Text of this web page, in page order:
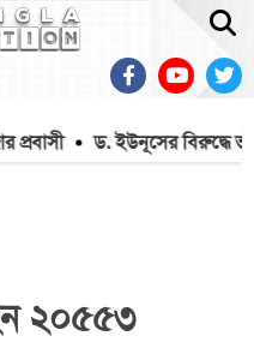
ড. ইউনূসের বিরুদ্ধে
২০৫৫৩